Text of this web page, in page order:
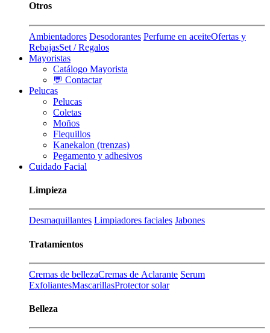
Otros
Ambientadores Desodorantes Perfume en aceiteOfertas y
RebajasSet / Regalos
Mayoristas
Catálogo Mayorista
💬 Contactar
Pelucas
Pelucas
Coletas
Moños
Flequillos
Kanekalon (trenzas)
Pegamento y adhesivos
Cuidado Facial
Limpieza
Desmaquillantes Limpiadores faciales Jabones
Tratamientos
Cremas de bellezaCremas de Aclarante Serum
ExfoliantesMascarillasProtector solar
Belleza